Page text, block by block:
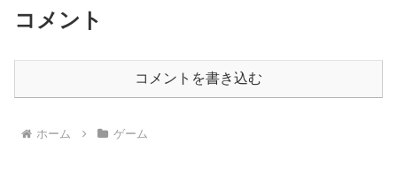
コメント
コメントを書き込む
ホーム ゲーム